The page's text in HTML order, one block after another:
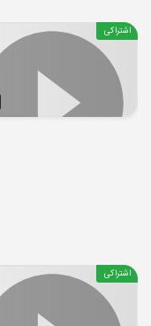
اشتراکی
اشتراکی